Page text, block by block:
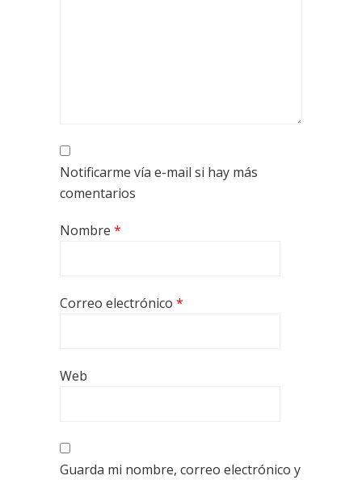
Notificarme vía e-mail si hay más
comentarios
Nombre *
Correo electrónico *
Web
Guarda mi nombre, correo electrónico y